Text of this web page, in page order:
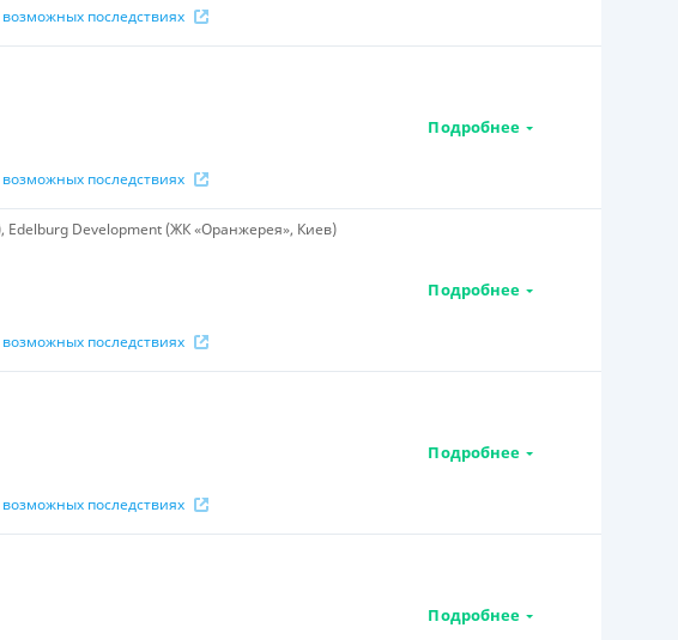
последствиях
последствиях
Подробнее
Development (ЖК «Оранжерея», Киев)
последствиях
Подробнее
последствиях
Подробнее
Подробнее